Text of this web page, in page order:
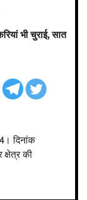
भी चुराई, सात
दिनांक
की